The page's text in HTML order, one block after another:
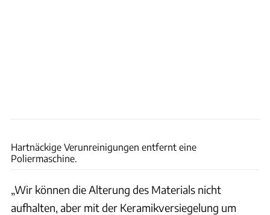
Hartnäckige Verunreinigungen entfernt eine
Poliermaschine.
„Wir können die Alterung des Materials nicht
aufhalten, aber mit der Keramikversiegelung um